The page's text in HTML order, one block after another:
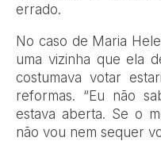
errado.
No caso de Maria
uma vizinha que ela
costumava votar
reformas. “Eu não
estava aberta. Se o
não vou nem sequer